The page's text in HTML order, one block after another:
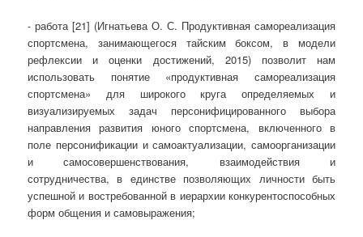
- работа [21] (Игнатьева О. С. Продуктивная самореализация
спортсмена, занимающегося тайским боксом, в модели
рефлексии и оценки достижений, 2015) позволит нам
использовать понятие «продуктивная самореализация
спортсмена» для широкого круга определяемых и
визуализируемых задач персонифицированного выбора
направления развития юного спортсмена, включенного в
поле персонификации и самоактуализации, самоорганизации
и самосовершенствования, взаимодействия и
сотрудничества, в единстве позволяющих личности быть
успешной и востребованной в иерархии конкурентоспособных
форм общения и самовыражения;